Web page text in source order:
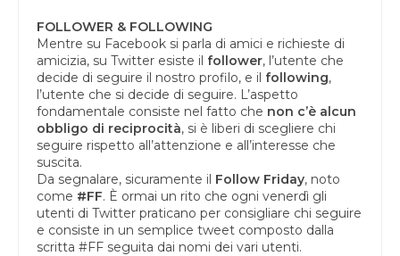
FOLLOWER & FOLLOWING
Mentre su Facebook si parla di amici e richieste di
amicizia, su Twitter esiste il follower, l’utente che
decide di seguire il nostro profilo, e il following,
l’utente che si decide di seguire. L’aspetto
fondamentale consiste nel fatto che non c’è alcun
obbligo di reciprocità, si è liberi di scegliere chi
seguire rispetto all’attenzione e all’interesse che
suscita.
Da segnalare, sicuramente il Follow Friday, noto
come #FF. È ormai un rito che ogni venerdì gli
utenti di Twitter praticano per consigliare chi seguire
e consiste in un semplice tweet composto dalla
scritta #FF seguita dai nomi dei vari utenti.